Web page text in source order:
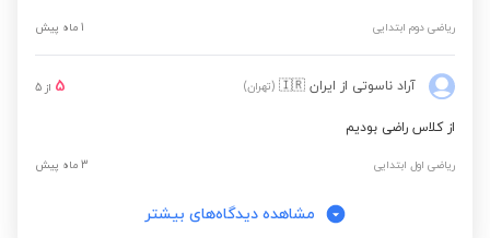
ریاضی دوم ابتدایی 1 ماه پیش
آراد ناسوتی از ایران 🇮🇷 (تهران) 5 از 5
از کلاس راضی بودیم
ریاضی اول ابتدایی 3 ماه پیش
مشاهده دیدگاه‌های بیشتر